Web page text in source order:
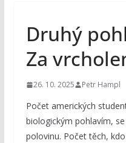
Druhý
Za
26. 10. 2025 Petr Hampl
Počet amerických
biologickým pohlavím,
polovinu. Počet těch,